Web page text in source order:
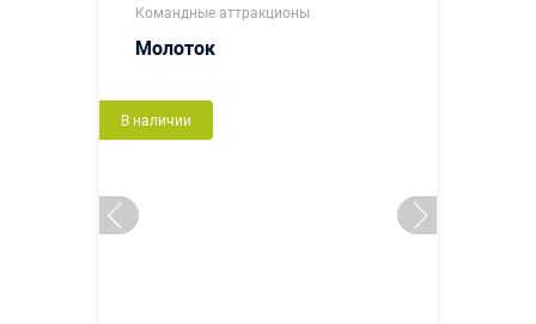
Командные аттракционы
Молоток
В наличии